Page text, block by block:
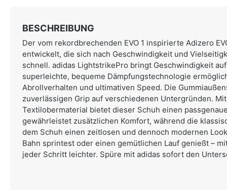
BESCHREIBUNG
Der vom rekordbrechenden EVO 1 inspirierte Adizero
entwickelt, die sich nach Geschwindigkeit und
schnell. adidas LightstrikePro bringt Geschwindigkeit
superleichte, bequeme Dämpfungstechnologie
Abrollverhalten und ultimativen Speed. Die
zuverlässigen Grip auf verschiedenen Untergründen.
Textilobermaterial bietet dieser Schuh einen
gewährleistet zusätzlichen Komfort, während die
dem Schuh einen zeitlosen und dennoch modernen
Bahn sprintest oder einen gemütlichen Lauf genießt –
jeder Schritt leichter. Spüre mit adidas sofort den